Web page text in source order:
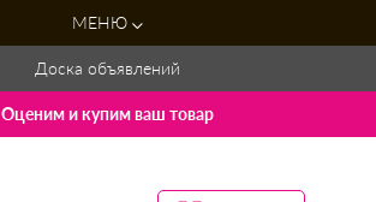
МЕНЮ
Доска объявлений
Оценим и купим ваш товар